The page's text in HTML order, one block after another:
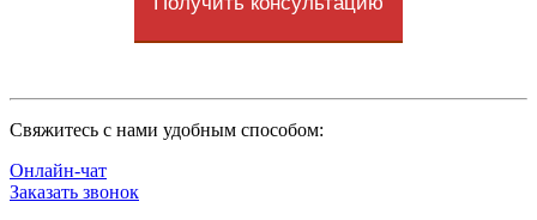
Cвяжитесь с нами удобным способом:
Онлайн-чат
Заказать звонок